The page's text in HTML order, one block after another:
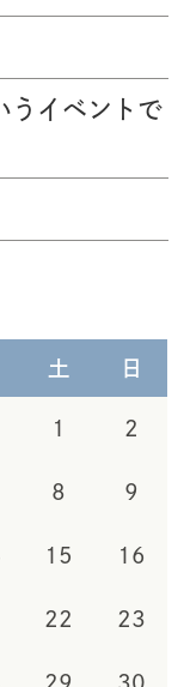
うイベントで
土 日
1 2
8 9
15 16
22 23
29 30